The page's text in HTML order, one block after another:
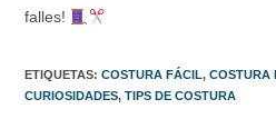
falles!
ETIQUETAS:COSTURA FÁCIL, COSTURA
CURIOSIDADES, TIPS DE COSTURA